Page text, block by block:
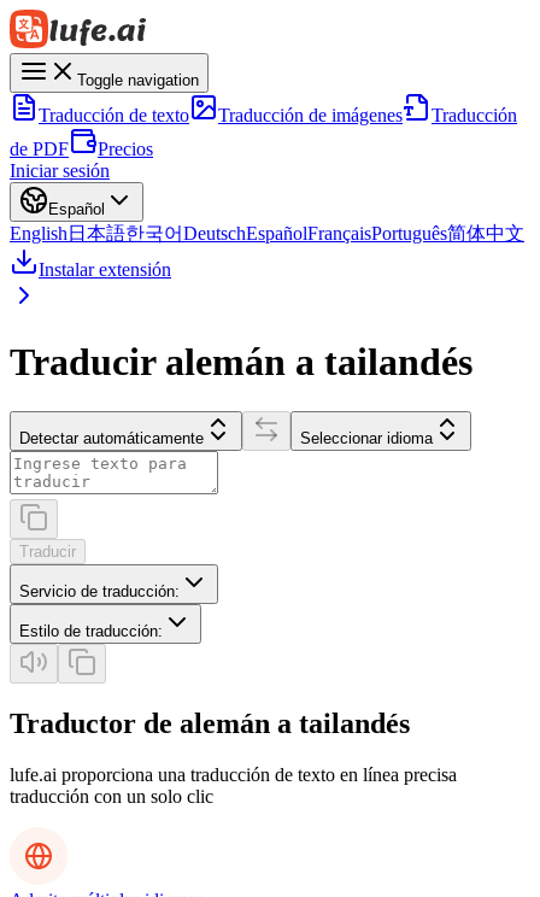
Toggle navigation
Traducción de texto Traducción de imágenes
Traducción
de PDF
Precios
Iniciar sesión
Español
English 日本語한국어DeutschEspañolFrançaisPortuguês简体中文
Instalar extensión
Traducir alemán a tailandés
Detectar automáticamente Seleccionar idioma
Traducir
Servicio de traducción:
Estilo de traducción:
Traductor de alemán a tailandés
lufe.ai proporciona una traducción de texto en línea precisa
traducción con un solo clic